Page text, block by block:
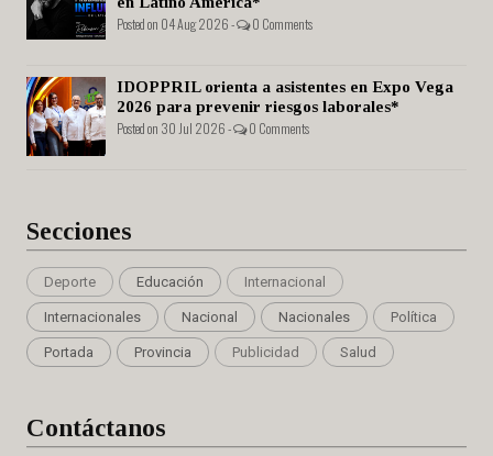
Posted on 04 Aug 2026 - 0 Comments
IDOPPRIL orienta a asistentes en Expo Vega
2026 para prevenir riesgos laborales*
Posted on 30 Jul 2026 - 0 Comments
Secciones
Deporte Educación Internacional
Internacionales Nacional Nacionales Política
Portada Provincia Publicidad Salud
Contáctanos